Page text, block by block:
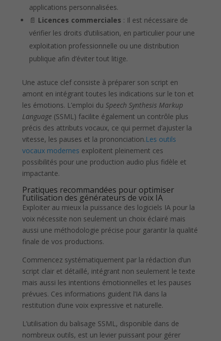
applications personnalisées.
📄 Licences commerciales : Il est nécessaire de
vérifier les droits d’utilisation, en particulier pour une
exploitation professionnelle ou une distribution
publique afin d’éviter tout litige.
Une astuce clef consiste à préparer son script en
amont en intégrant toutes les indications sur le ton et
les émotions. L’emploi du Speech Synthesis Markup
Language(SSML) facilite également un contrôle plus
précis des attributs vocaux, ce qui permet d’ajuster la
vitesse, les pauses et la prononciation.Les outils
vocaux modernes exploitent pleinement ces
possibilités pour une production audio plus fidèle et
impactante.
Pratiques recommandées pour optimiser
l’utilisation des générateurs de voix IA
Exploiter au mieux la puissance des logiciels IA pour la
voix nécessite non seulement un choix éclairé mais
aussi une méthodologie précise pour garantir la qualité
finale de vos productions.
Commencez systématiquement par la rédaction d’un
script clair et détaillé, intégrant non seulement le texte
mais aussi les intentions émotionnelles et les pauses
prévues. Ces informations guident l’IA dans la
restitution d’une voix expressive et naturelle.
L’utilisation du balisage SSML, disponible dans de
nombreux outils, est un levier puissant pour gérer